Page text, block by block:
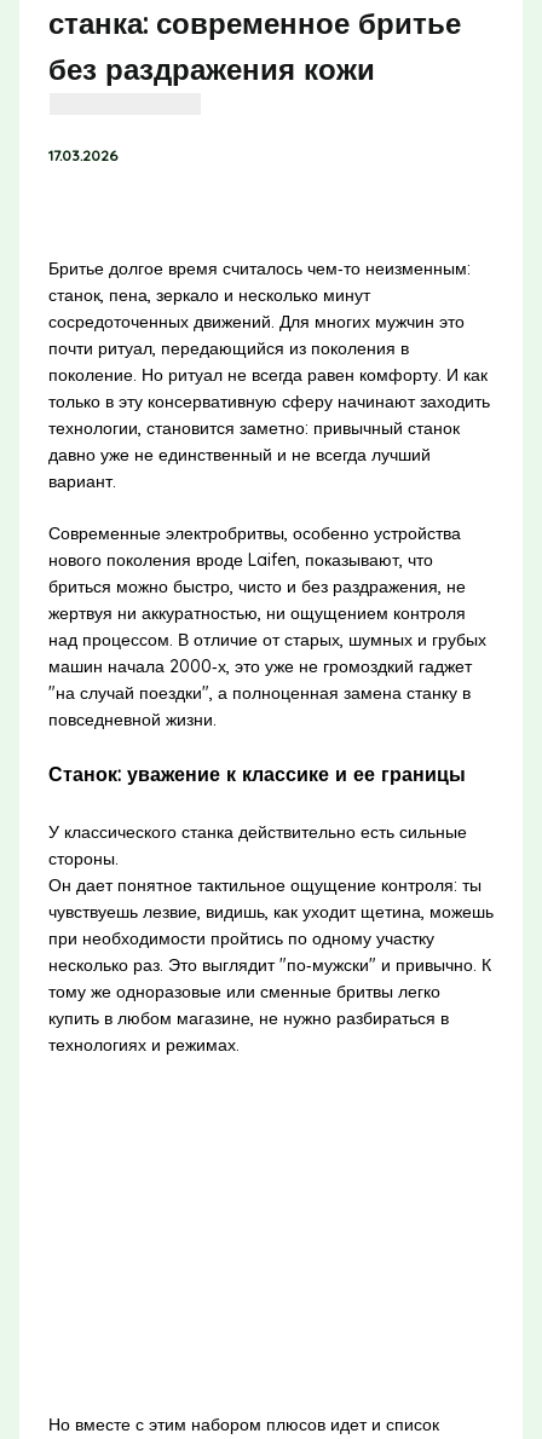
станка: современное бритье
без раздражения кожи
17.03.2026
Бритье долгое время считалось чем‑то неизменным:
станок, пена, зеркало и несколько минут
сосредоточенных движений. Для многих мужчин это
почти ритуал, передающийся из поколения в
поколение. Но ритуал не всегда равен комфорту. И как
только в эту консервативную сферу начинают заходить
технологии, становится заметно: привычный станок
давно уже не единственный и не всегда лучший
вариант.
Современные электробритвы, особенно устройства
нового поколения вроде Laifen, показывают, что
бриться можно быстро, чисто и без раздражения, не
жертвуя ни аккуратностью, ни ощущением контроля
над процессом. В отличие от старых, шумных и грубых
машин начала 2000‑х, это уже не громоздкий гаджет
"на случай поездки", а полноценная замена станку в
повседневной жизни.
Станок: уважение к классике и ее границы
У классического станка действительно есть сильные
стороны.
Он дает понятное тактильное ощущение контроля: ты
чувствуешь лезвие, видишь, как уходит щетина, можешь
при необходимости пройтись по одному участку
несколько раз. Это выглядит "по‑мужски" и привычно. К
тому же одноразовые или сменные бритвы легко
купить в любом магазине, не нужно разбираться в
технологиях и режимах.
Но вместе с этим набором плюсов идет и список